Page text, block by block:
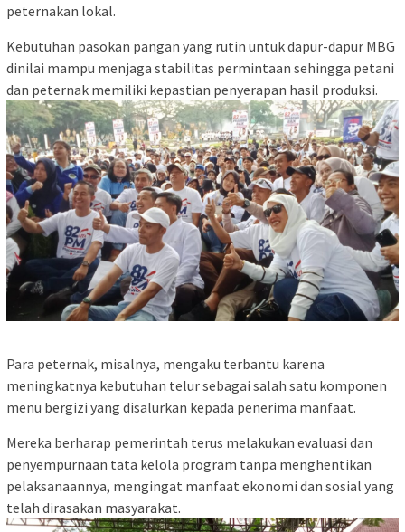
peternakan lokal.
Kebutuhan pasokan pangan yang rutin untuk dapur-dapur MBG
dinilai mampu menjaga stabilitas permintaan sehingga petani
dan peternak memiliki kepastian penyerapan hasil produksi.
Para peternak, misalnya, mengaku terbantu karena
meningkatnya kebutuhan telur sebagai salah satu komponen
menu bergizi yang disalurkan kepada penerima manfaat.
Mereka berharap pemerintah terus melakukan evaluasi dan
penyempurnaan tata kelola program tanpa menghentikan
pelaksanaannya, mengingat manfaat ekonomi dan sosial yang
telah dirasakan masyarakat.